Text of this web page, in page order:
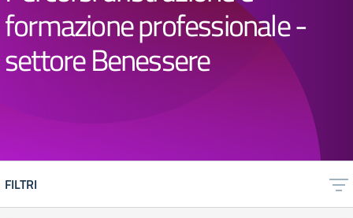
formazione professionale -
settore Benessere
FILTRI